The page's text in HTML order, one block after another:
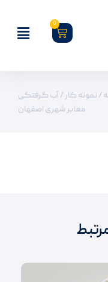
0
/ نمونه کار/ آب گرفتگی
معابر شهری اصفهان